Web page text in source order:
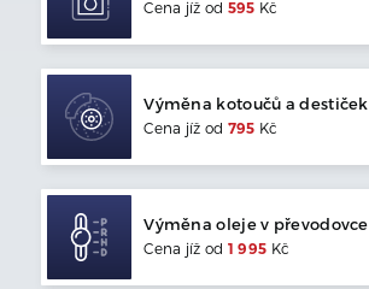
Cena jíž od 595 Kč
Výměna kotoučů a destiček
Cena jíž od 795 Kč
Výměna oleje v převodovce
Cena jíž od 1 995 Kč